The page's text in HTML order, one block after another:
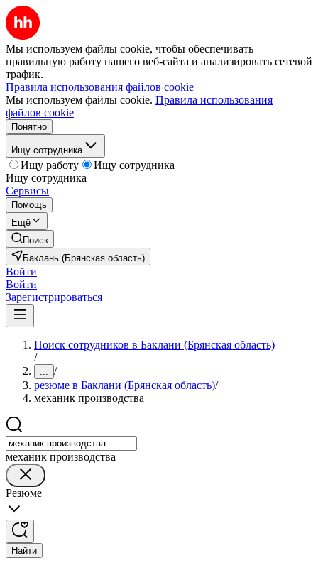
Мы используем файлы cookie, чтобы обеспечивать
правильную работу нашего веб-сайта и анализировать сетевой
трафик.
Правила использования файлов cookie
Мы используем файлы cookie. Правила использования
файлов cookie
Понятно
Ищу сотрудника
Ищу работу
Ищу сотрудника
Ищу сотрудника
Сервисы
Помощь
Ещё
Поиск
Баклань (Брянская область)
Войти
Войти
Зарегистрироваться
Поиск сотрудников в Баклани (Брянская область)
/
... /
резюме в Баклани (Брянская область)/
механик производства
механик производства
Резюме
Найти